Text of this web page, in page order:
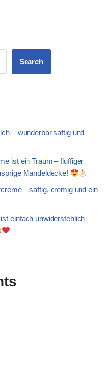
Search
– wunderbar saftig und
ist ein Traum – fluffiger
Mandeldecke!
– saftig, cremig und ein
einfach unwiderstehlich –